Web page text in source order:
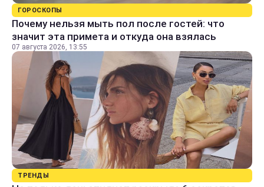
ГОРОСКОПЫ
Почему нельзя мыть пол после гостей: что
значит эта примета и откуда она взялась
07 августа 2026, 13:55
ТРЕНДЫ